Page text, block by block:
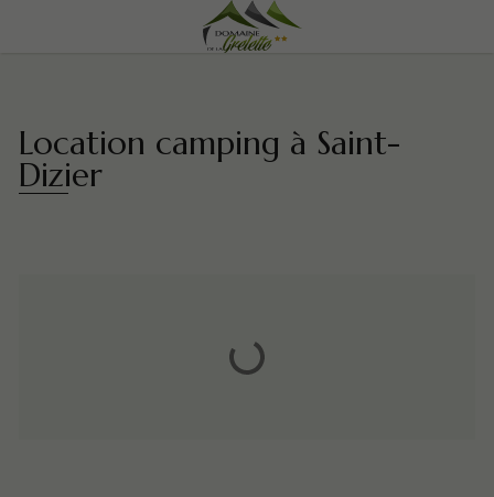
Location camping à Saint-
Dizier